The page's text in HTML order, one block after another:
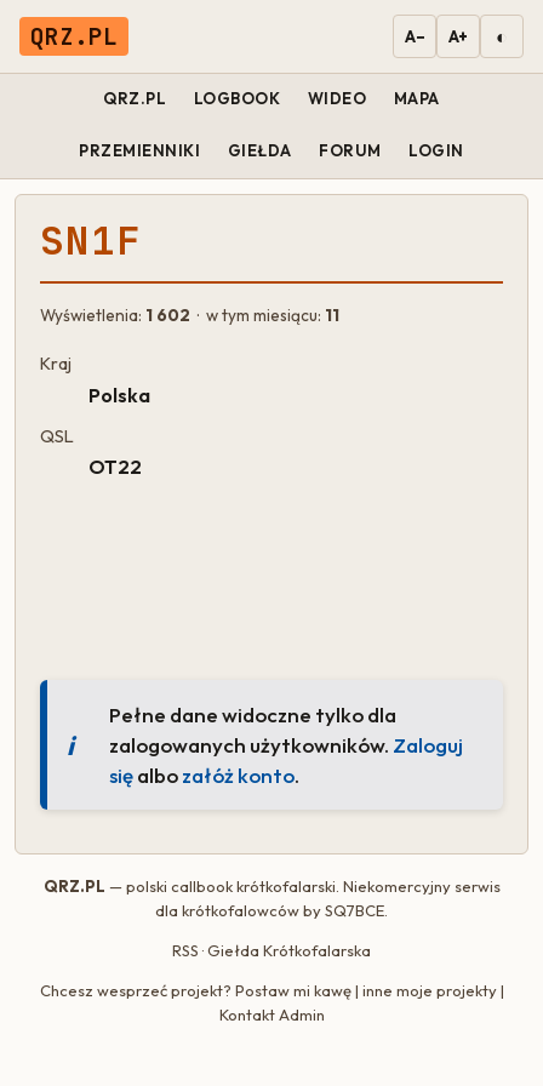
QRZ.PL A− A+ ◐
QRZ.PL LOGBOOK WIDEO MAPA
PRZEMIENNIKI GIEŁDA FORUM LOGIN
SN1F
Wyświetlenia: 1 602 · w tym miesiącu: 11
Kraj
Polska
QSL
OT22
Pełne dane widoczne tylko dla
zalogowanych użytkowników. Zaloguj
sięalbozałóż konto.
QRZ.PL — polski callbook krótkofalarski. Niekomercyjny serwis
dla krótkofalowców bySQ7BCE.
RSS ·Giełda Krótkofalarska
Chcesz wesprzeć projekt? Postaw mi kawę| inne moje projekty|
Kontakt Admin